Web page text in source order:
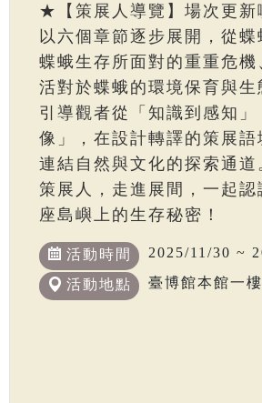
★【策展人導覽】場次更新
以六個章節逐步展開，從蝶
蝶蛾生存所面對的重重危機
活對於蝶蛾的環境保育與生
引導觀者從「知識到感知」
像」，在設計轉譯的策展語
連結自然與文化的探索通
策展人，走進展間，一起認
座島嶼上的生存秘密！
活動時間 2025/11/30 ~
活動地點 臺博館本館一